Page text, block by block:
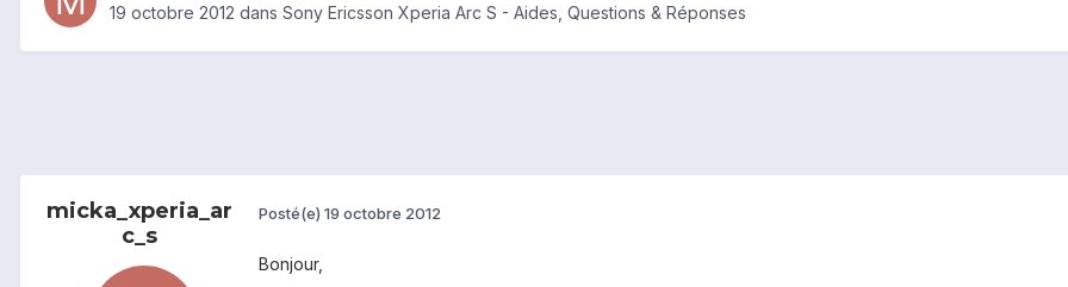
19 octobre 2012 dans Sony Ericsson Xperia Arc S - Aides, Questions & Réponses
micka_xperia_ar
c_s
Posté(e) 19 octobre 2012
Bonjour,